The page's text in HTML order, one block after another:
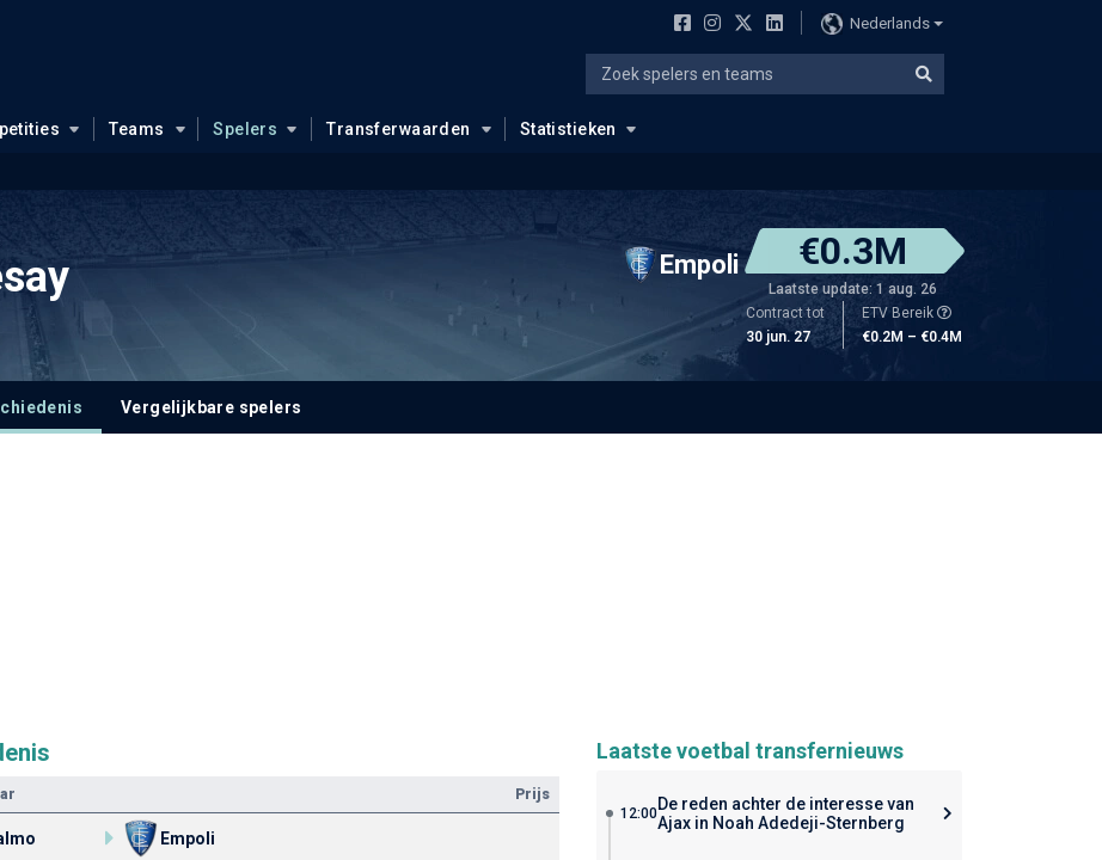
Nederlands
Teams Spelers Transferwaarden Statistieken
Empoli €0.3M
Laatste update: 1 aug. 26
Contract tot
30 jun. 27
ETV Bereik
€0.2M – €0.4M
Vergelijkbare spelers
Prijs
Empoli
Laatste voetbal transfernieuws
12:00De reden achter de interesse van
Ajax in Noah Adedeji-Sternberg